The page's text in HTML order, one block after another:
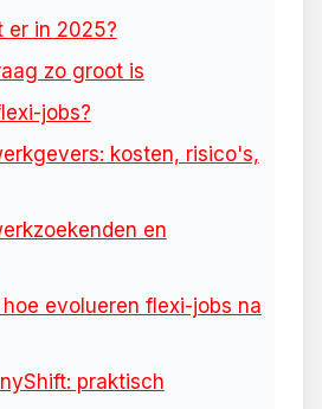
er in 2025?
zo groot is
jobs?
kosten, risico's,
en
evolueren flexi-jobs na
praktisch